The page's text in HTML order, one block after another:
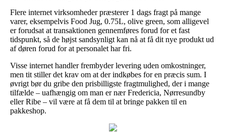
Flere internet virksomheder præsterer 1 dags fragt på mange
varer, eksempelvis Food Jug, 0.75L, olive green, som alligevel
er forudsat at transaktionen gennemføres forud for et fast
tidspunkt, så de højst sandsynligt kan nå at få dit nye produkt ud
af døren forud for at personalet har fri.
Visse internet handler frembyder levering uden omkostninger,
men tit stiller det krav om at der indkøbes for en præcis sum. I
øvrigt bør du gribe den prisbilligste fragtmulighed, der i mange
tilfælde – uafhængig om man er nær Fredericia, Nørresundby
eller Ribe – vil være at få dem til at bringe pakken til en
pakkeshop.